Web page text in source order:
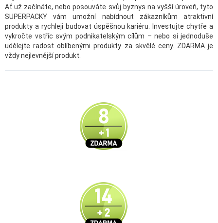
Ať už začínáte, nebo posouváte svůj byznys na vyšší úroveň, tyto
SUPERPACKY vám umožní nabídnout zákazníkům atraktivní
produkty a rychleji budovat úspěšnou kariéru. Investujte chytře a
vykročte vstříc svým podnikatelským cílům – nebo si jednoduše
udělejte radost oblíbenými produkty za skvělé ceny. ZDARMA je
vždy nejlevnější produkt.